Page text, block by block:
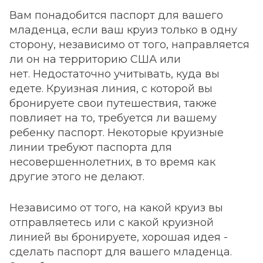
Вам понадобится паспорт для вашего
младенца, если ваш круиз только в одну
сторону, независимо от того, направляется
ли он на территорию США или
нет. Недостаточно учитывать, куда вы
едете. Круизная линия, с которой вы
бронируете свои путешествия, также
повлияет на то, требуется ли вашему
ребенку паспорт. Некоторые круизные
линии требуют паспорта для
несовершеннолетних, в то время как
другие этого не делают.
Независимо от того, на какой круиз вы
отправляетесь или с какой круизной
линией вы бронируете, хорошая идея -
сделать паспорт для вашего младенца.